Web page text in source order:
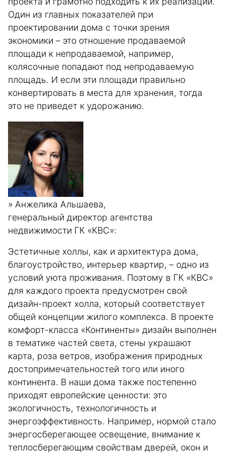
Один из главных показателей при
проектировании дома с точки зрения
экономики – это отношение продаваемой
площади к непродаваемой, например,
колясочные попадают под непродаваемую
площадь. И если эти площади правильно
конвертировать в места для хранения, тогда
это не приведет к удорожанию.
» Анжелика Альшаева,
генеральный директор агентства
недвижимости ГК «КВС»:
Эстетичные холлы, как и архитектура дома,
благо­устройство, интерьер квартир, – одно из
условий уюта проживания. Поэтому в ГК «КВС»
для каждого проекта предусмотрен свой
дизайн-проект холла, который соответствует
общей концепции жилого комплекса. В проекте
комфорт-класса «Континенты» дизайн выполнен
в тематике частей света, стены украшают
карта, роза ветров, изображения природных
достопримечательностей того или иного
континента. В наши дома также постепенно
приходят европейские ценности: это
экологичность, технологичность и
энергоэффективность. Например, нормой стало
энергосберегающее освещение, внимание к
теплосберегающим свойствам дверей, окон и